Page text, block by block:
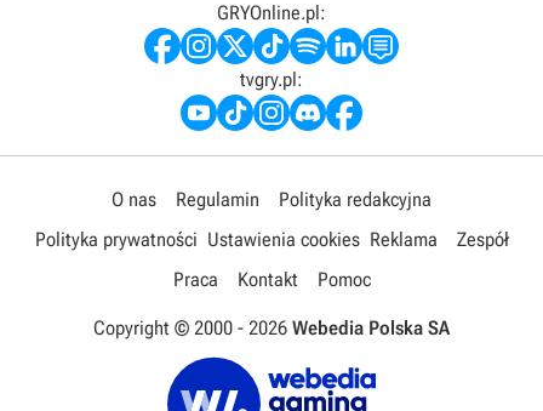
GRYOnline.pl:
tvgry.pl:
O nas Regulamin
Polityka redakcyjna
Polityka prywatności Ustawienia cookies Reklama
Zespół
Praca
Kontakt Pomoc
Copyright © 2000 - 2026 Webedia Polska SA